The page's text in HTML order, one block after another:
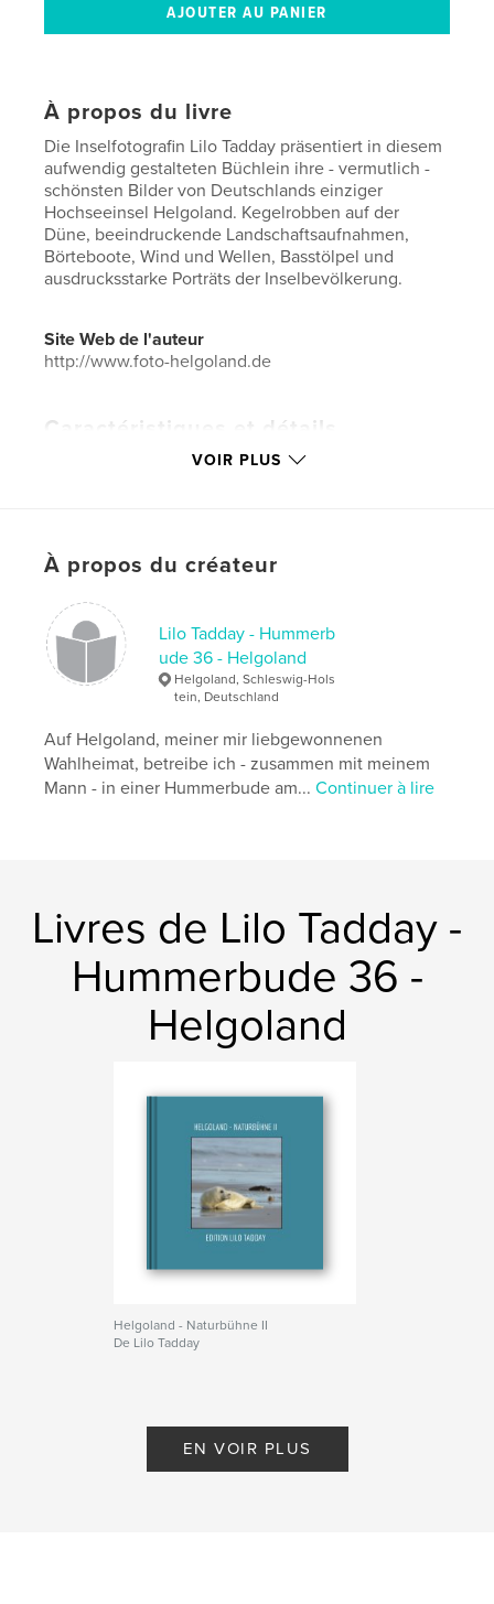
À propos du livre
Die Inselfotografin Lilo Tadday präsentiert in diesem
aufwendig gestalteten Büchlein ihre - vermutlich -
schönsten Bilder von Deutschlands einziger
Hochseeinsel Helgoland. Kegelrobben auf der
Düne, beeindruckende Landschaftsaufnahmen,
Börteboote, Wind und Wellen, Basstölpel und
ausdrucksstarke Porträts der Inselbevölkerung.
Site Web de l'auteur
http://www.foto-helgoland.de
Caractéristiques et détails
Catégorie principale: Nature/Vie sauvage
Format choisi:
# de pages: 26
ISBN
Couverture souple: 9780368943034
Date de publication:juin 13, 2019
German
Tadday , Kegelrobben , Natur , Insel ,
VOIR PLUS
À propos du créateur
Lilo Tadday - Hummerb
ude 36 - Helgoland
Helgoland, Schleswig-Hols
tein, Deutschland
Auf Helgoland, meiner mir liebgewonnenen
Wahlheimat, betreibe ich - zusammen mit meinem
Mann - in einer Hummerbude am...Continuer à lire
Livres de Lilo Tadday -
Hummerbude 36 -
Helgoland
Helgoland - Naturbühne II
De Lilo Tadday
EN VOIR PLUS